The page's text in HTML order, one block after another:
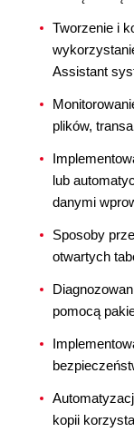
Tworzenie i
Assistant
plików,
lub
danymi
Sposoby
otwartych
pomocą
kopii